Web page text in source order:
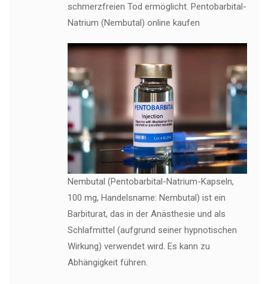
schmerzfreien Tod ermöglicht. Pentobarbital-
Natrium (Nembutal) online kaufen
Nembutal (Pentobarbital-Natrium-Kapseln,
100 mg, Handelsname: Nembutal) ist ein
Barbiturat, das in der Anästhesie und als
Schlafmittel (aufgrund seiner hypnotischen
Wirkung) verwendet wird. Es kann zu
Abhängigkeit führen.